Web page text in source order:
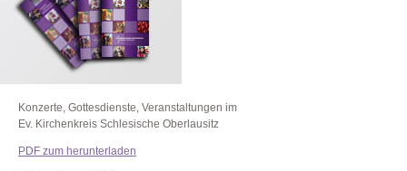
Konzerte, Gottesdienste, Veranstaltungen im
Ev. Kirchenkreis Schlesische Oberlausitz
PDF zum herunterladen